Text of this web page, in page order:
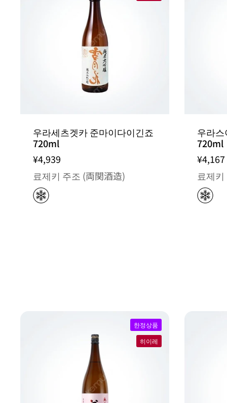
우라세츠겟카 준마이다이긴죠
720ml
¥4,939
료제키 주조 (両関酒造)
우라
720ml
¥4,167
료제
한정상품
히이레